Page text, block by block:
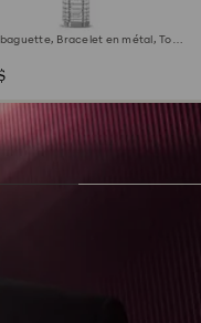
Matrix octagon
Bracelet en métal, Ton